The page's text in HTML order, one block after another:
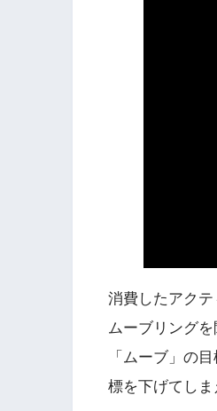
消費したアクテ
ムーブリング
「ムーブ」の
標を下げてしま